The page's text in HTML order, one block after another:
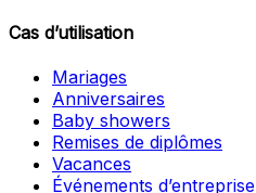
Cas d’utilisation
Mariages
Anniversaires
Baby showers
Remises de diplômes
Vacances
Événements d’entreprise